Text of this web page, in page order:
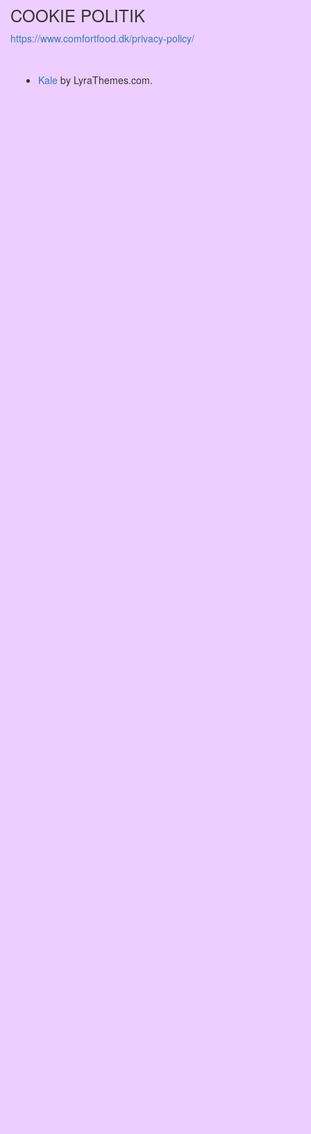
COOKIE POLITIK
https://www.comfortfood.dk/privacy-policy/
Kale by LyraThemes.com.